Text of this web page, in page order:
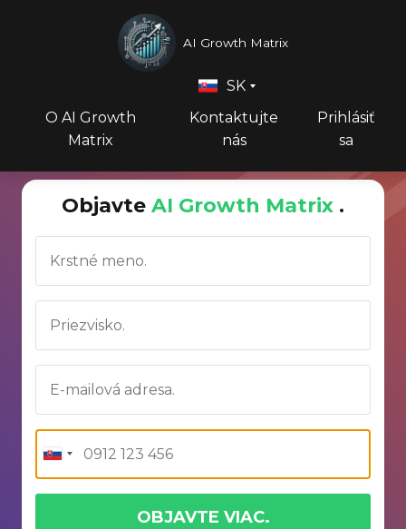
AI Growth Matrix
O AI Growth
Matrix
Kontaktujte
nás
Prihlásiť
sa
SK
Objavte AI Growth Matrix .
OBJAVTE VIAC.